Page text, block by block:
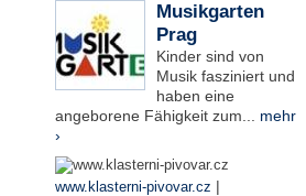
Musikgarten
Prag
Kinder sind von
Musik fasziniert und
haben eine
angeborene Fähigkeit zum... mehr
›
www.klasterni-pivovar.cz |